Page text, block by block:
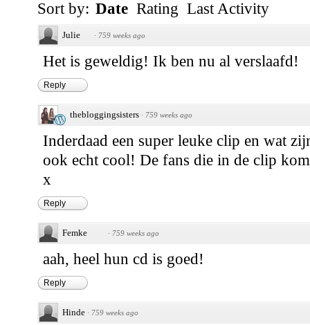
Sort by: Date Rating Last Activity
Julie · 759 weeks ago
Het is geweldig! Ik ben nu al verslaafd!
Reply
thebloggingsisters · 759 weeks ago
Inderdaad een super leuke clip en wat
ook echt cool! De fans die in de clip
x
Reply
Femke · 759 weeks ago
aah, heel hun cd is goed!
Reply
Hinde · 759 weeks ago